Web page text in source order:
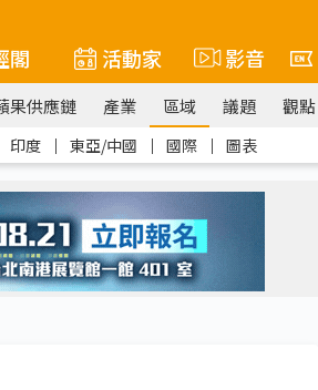
閣 活動家 影音
果供應鏈 產業 區域 議題 觀點
印度 ｜ 東亞/中國 ｜ 國際 ｜ 圖表